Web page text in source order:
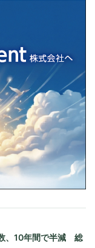
、10年間で半減 総